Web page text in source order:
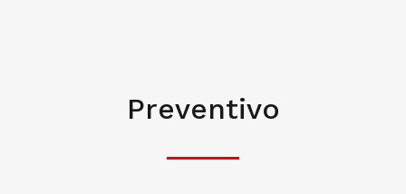
Preventivo